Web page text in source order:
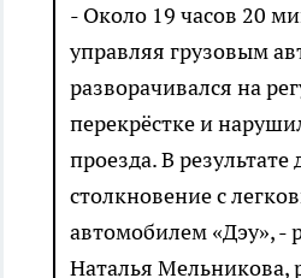
- Около 19 часов 20
управляя грузовым
разворачивался на
перекрёстке и
проезда. В результате
столкновение с
автомобилем «Дэу», -
Наталья Мельникова,